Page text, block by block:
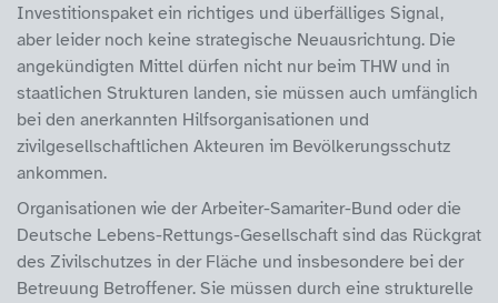
Investitionspaket ein richtiges und überfälliges Signal,
aber leider noch keine strategische Neuausrichtung. Die
angekündigten Mittel dürfen nicht nur beim THW und in
staatlichen Strukturen landen, sie müssen auch umfänglich
bei den anerkannten Hilfsorganisationen und
zivilgesellschaftlichen Akteuren im Bevölkerungsschutz
ankommen.
Organisationen wie der Arbeiter-Samariter-Bund oder die
Deutsche Lebens-Rettungs-Gesellschaft sind das Rückgrat
des Zivilschutzes in der Fläche und insbesondere bei der
Betreuung Betroffener. Sie müssen durch eine strukturelle